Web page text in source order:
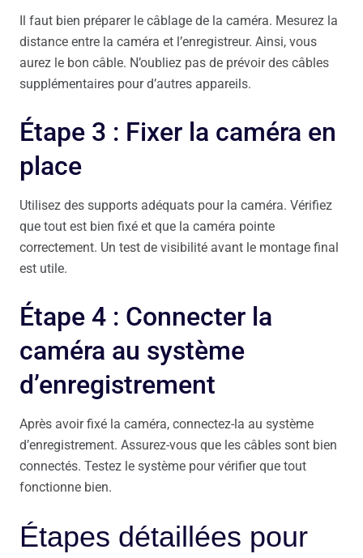
Il faut bien préparer le câblage de la caméra. Mesurez la
distance entre la caméra et l’enregistreur. Ainsi, vous
aurez le bon câble. N’oubliez pas de prévoir des câbles
supplémentaires pour d’autres appareils.
Étape 3 : Fixer la caméra en
place
Utilisez des supports adéquats pour la caméra. Vérifiez
que tout est bien fixé et que la caméra pointe
correctement. Un test de visibilité avant le montage final
est utile.
Étape 4 : Connecter la
caméra au système
d’enregistrement
Après avoir fixé la caméra, connectez-la au système
d’enregistrement. Assurez-vous que les câbles sont bien
connectés. Testez le système pour vérifier que tout
fonctionne bien.
Étapes détaillées pour